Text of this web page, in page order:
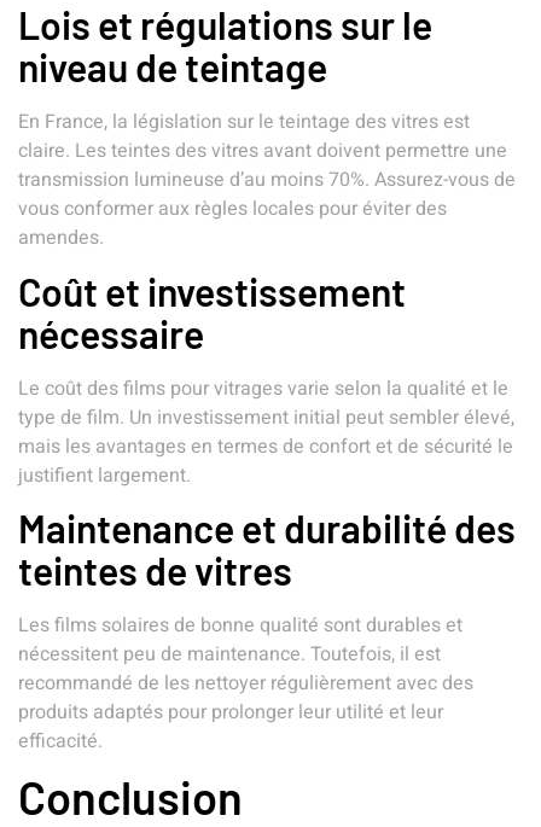
Lois et régulations sur le
niveau de teintage
En France, la législation sur le teintage des vitres est
claire. Les teintes des vitres avant doivent permettre une
transmission lumineuse d’au moins 70%. Assurez-vous de
vous conformer aux règles locales pour éviter des
amendes.
Coût et investissement
nécessaire
Le coût des films pour vitrages varie selon la qualité et le
type de film. Un investissement initial peut sembler élevé,
mais les avantages en termes de confort et de sécurité le
justifient largement.
Maintenance et durabilité des
teintes de vitres
Les films solaires de bonne qualité sont durables et
nécessitent peu de maintenance. Toutefois, il est
recommandé de les nettoyer régulièrement avec des
produits adaptés pour prolonger leur utilité et leur
efficacité.
Conclusion